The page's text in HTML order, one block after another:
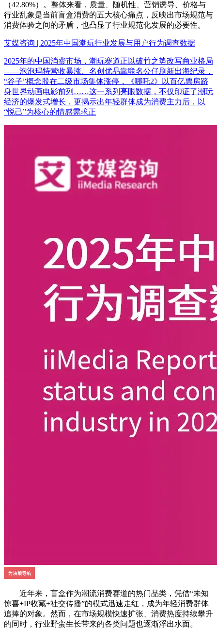
（42.80%）。整体来看，质量、随机性、营销诱导、价格与
行业乱象是当前盲盒消费的五大核心痛点，反映出市场规范与
消费体验之间的矛盾，也凸显了行业规范化发展的必要性。
艾媒咨询 | 2025年中国潮玩行业发展与用户行为调查数据
2025年的中国消费市场，潮玩赛道正以破竹之势改写商业格局
——泡泡玛特营收暴涨、名创优品靠联名公仔刷新出海纪录，
“谷子”概念股在二级市场集体涨停，《哪吒2》以百亿票房跻
身世界动画电影前列……这一系列亮眼数据，不仅印证了潮玩
经济的爆发式增长，更揭示出年轻群体成为消费主力后，以
“悦己”为核心的情感需求正
近年来，盲盒作为潮流消费赛道的热门品类，凭借“未知
惊喜+IP收藏+社交传播”的模式迅速走红，成为年轻消费群体
追捧的对象。然而，在市场规模快速扩张、消费热度持续攀升
的同时，行业野蛮生长带来的各类问题也逐渐浮出水面。